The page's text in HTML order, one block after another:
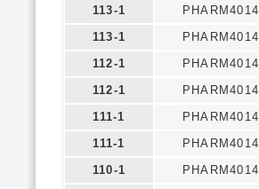
113-1
PHARM4014
113-1
PHARM4014
112-1
PHARM4014
112-1
PHARM4014
111-1
PHARM4014
111-1
PHARM4014
110-1
PHARM4014